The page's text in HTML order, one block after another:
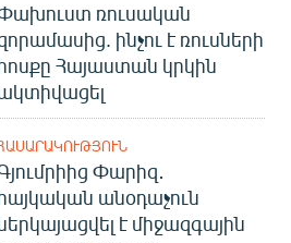
ռուսական
ինչու է ռուսների
Հայաստան կրկին
Փարիզ․
անօդաչուն
է միջազգային